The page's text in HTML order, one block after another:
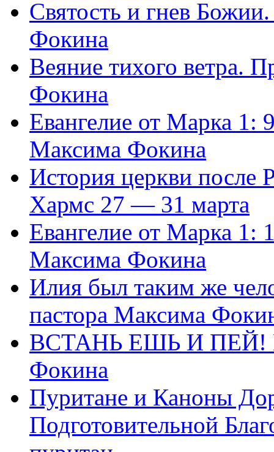
Святость и гнев
Фокина
Веяние тихого ветра.
Фокина
Евангелие от Марка 1:
Максима Фокина
История церкви
Хармс 27 — 31 марта
Евангелие от Марка 1:
Максима Фокина
Илия был таким же
пастора Максима
ВСТАНЬ ЕШЬ И ПЕЙ!
Фокина
Пуритане и Каноны
Подготовительной